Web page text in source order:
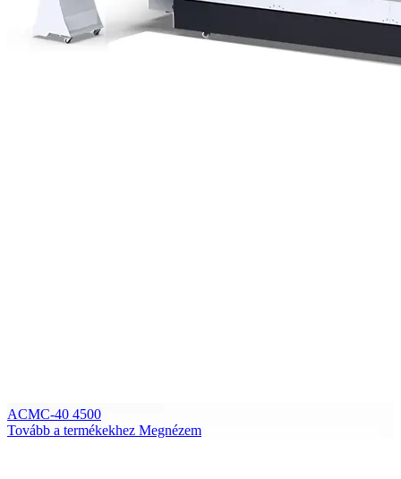
ACMC-40 4500
Tovább a termékekhez Megnézem